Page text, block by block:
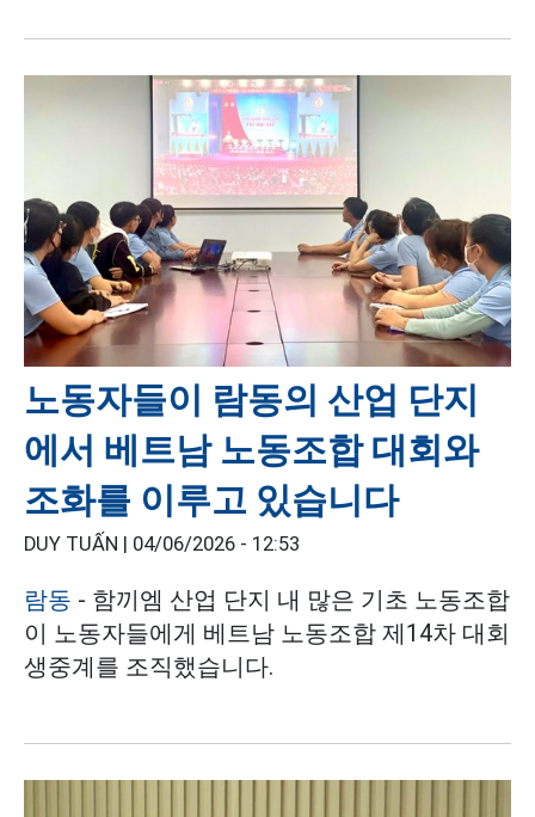
노동자들이 람동의 산업 단지
에서 베트남 노동조합 대회와
조화를 이루고 있습니다
DUY TUẤN | 04/06/2026 - 12:53
람동 - 함끼엠 산업 단지 내 많은 기초 노동조합
이 노동자들에게 베트남 노동조합 제14차 대회
생중계를 조직했습니다.